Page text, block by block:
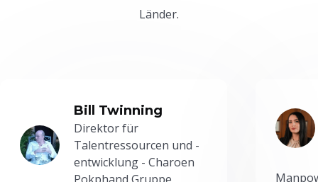
Länder.
Bill Twinning
Direktor für
Talentressourcen und -
entwicklung - Charoen